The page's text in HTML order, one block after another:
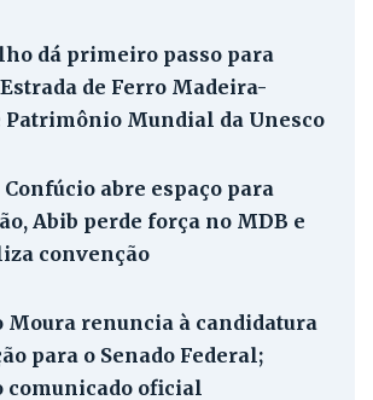
dá primeiro passo para
de Ferro Madeira-
Patrimônio Mundial da Unesco
Confúcio abre espaço para
Abib perde força no MDB e
convenção
Moura renuncia à candidatura
para o Senado Federal;
comunicado oficial